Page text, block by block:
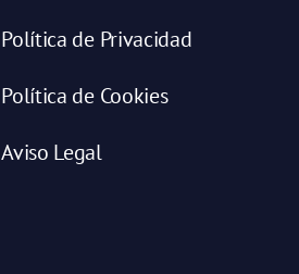
Política de Privacidad
Política de Cookies
Aviso Legal